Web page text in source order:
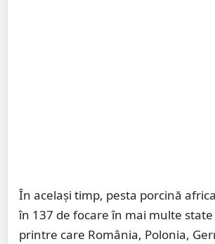
În același timp, pesta porcină
în 137 de focare în mai multe
printre care România, Polonia,